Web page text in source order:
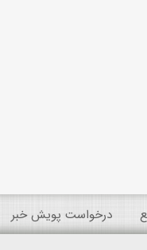
درخواست پویش خبر